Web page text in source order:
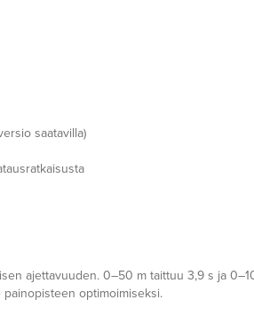
saatavilla)
ajettavuuden. 0–50 m taittuu 3,9 s ja
optimoimiseksi.